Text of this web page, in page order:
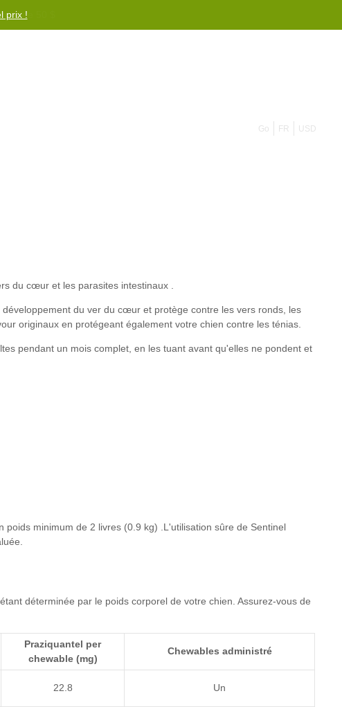
prix !de 50 $
Go FR USD
du cœur et les parasites intestinaux
du ver du cœur et protège contre les vers ronds, les
originaux en protégeant également votre chien contre les ténias.
pendant un mois complet, en les tuant avant qu'elles ne pondent et
minimum de 2 livres (0.9 kg) .L'utilisation sûre de Sentinel
déterminée par le poids corporel de votre chien. Assurez-vous de
Praziquantel per
chewable (mg)
Chewables administré
22.8 Un